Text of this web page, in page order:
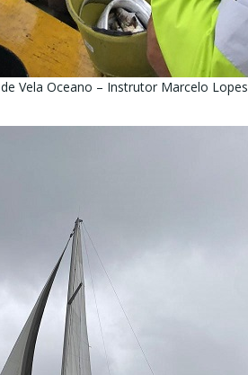
Vela Oceano – Instrutor Marcelo Lopes